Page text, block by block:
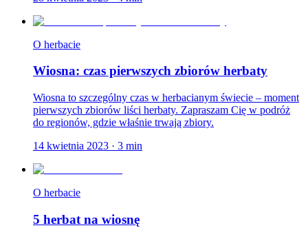
O herbacie
Wiosna: czas pierwszych zbiorów herbaty
Wiosna to szczególny czas w herbacianym świecie – moment
pierwszych zbiorów liści herbaty. Zapraszam Cię w podróż
do regionów, gdzie właśnie trwają zbiory.
14 kwietnia 2023 · 3 min
O herbacie
5 herbat na wiosnę